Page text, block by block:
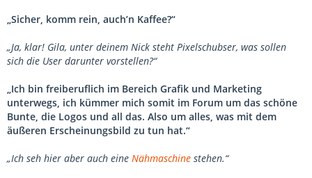
„Sicher, komm rein, auch’n Kaffee?“
„Ja, klar! Gila, unter deinem Nick steht Pixelschubser, was sollen
sich die User darunter vorstellen?“
„Ich bin freiberuflich im Bereich Grafik und Marketing
unterwegs, ich kümmer mich somit im Forum um das schöne
Bunte, die Logos und all das. Also um alles, was mit dem
äußeren Erscheinungsbild zu tun hat.“
„Ich seh hier aber auch eine Nähmaschine stehen.“